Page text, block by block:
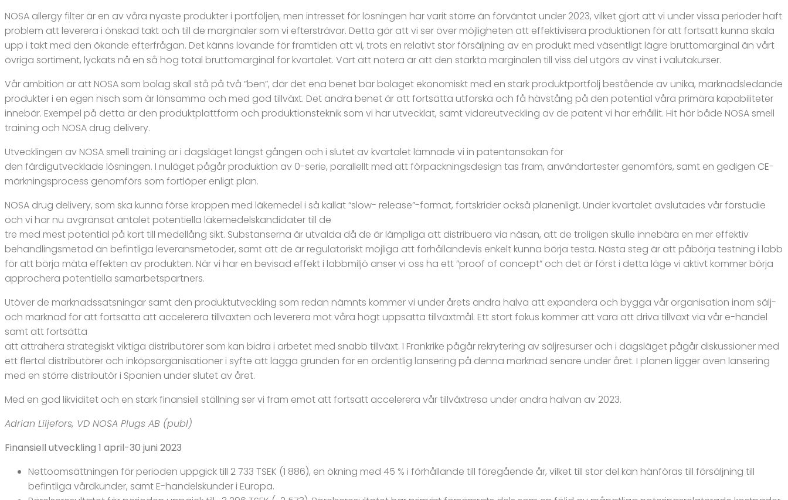
NOSA allergy filter är en av våra nyaste produkter i portföljen, men intresset för lösningen har varit större än förväntat under 2023, vilket gjort att vi under vissa perioder haft
problem att leverera i önskad takt och till de marginaler som vi eftersträvar. Detta gör att vi ser över möjligheten att effektivisera produktionen för att fortsatt kunna skala
upp i takt med den ökande efterfrågan. Det känns lovande för framtiden att vi, trots en relativt stor försäljning av en produkt med väsentligt lägre bruttomarginal än vårt
övriga sortiment, lyckats nå en så hög total bruttomarginal för kvartalet. Värt att notera är att den stärkta marginalen till viss del utgörs av vinst i valutakurser.
Vår ambition är att NOSA som bolag skall stå på två ”ben”, där det ena benet bär bolaget ekonomiskt med en stark produktportfölj bestående av unika, marknadsledande
produkter i en egen nisch som är lönsamma och med god tillväxt. Det andra benet är att fortsätta utforska och få hävstång på den potential våra primära kapabiliteter
innebär. Exempel på detta är den produktplattform och produktionsteknik som vi har utvecklat, samt vidareutveckling av de patent vi har erhållit. Hit hör både NOSA smell
training och NOSA drug delivery.
Utvecklingen av NOSA smell training är i dagsläget längst gången och i slutet av kvartalet lämnade vi in patentansökan för
den färdigutvecklade lösningen. I nuläget pågår produktion av 0-serie, parallellt med att förpackningsdesign tas fram, användartester genomförs, samt en gedigen CE-
märkningsprocess genomförs som fortlöper enligt plan.
NOSA drug delivery, som ska kunna förse kroppen med läkemedel i så kallat “slow- release”-format, fortskrider också planenligt. Under kvartalet avslutades vår förstudie
och vi har nu avgränsat antalet potentiella läkemedelskandidater till de
tre med mest potential på kort till medellång sikt. Substanserna är utvalda då de är lämpliga att distribuera via näsan, att de troligen skulle innebära en mer effektiv
behandlingsmetod än befintliga leveransmetoder, samt att de är regulatoriskt möjliga att förhållandevis enkelt kunna börja testa. Nästa steg är att påbörja testning i labb
för att börja mäta effekten av produkten. När vi har en bevisad effekt i labbmiljö anser vi oss ha ett ”proof of concept” och det är först i detta läge vi aktivt kommer börja
approchera potentiella samarbetspartners.
Utöver de marknadssatsningar samt den produktutveckling som redan nämnts kommer vi under årets andra halva att expandera och bygga vår organisation inom sälj-
och marknad för att fortsätta att accelerera tillväxten och leverera mot våra högt uppsatta tillväxtmål. Ett stort fokus kommer att vara att driva tillväxt via vår e-handel
samt att fortsätta
att attrahera strategiskt viktiga distributörer som kan bidra i arbetet med snabb tillväxt. I Frankrike pågår rekrytering av säljresurser och i dagsläget pågår diskussioner med
ett flertal distributörer och inköpsorganisationer i syfte att lägga grunden för en ordentlig lansering på denna marknad senare under året. I planen ligger även lansering
med en större distributör i Spanien under slutet av året.
Med en god likviditet och en stark finansiell ställning ser vi fram emot att fortsatt accelerera vår tillväxtresa under andra halvan av 2023.
Adrian Liljefors, VD NOSA Plugs AB (publ)
Finansiell utveckling 1 april-30 juni 2023
Nettoomsättningen för perioden uppgick till 2 733 TSEK (1 886), en ökning med 45 % i förhållande till föregående år, vilket till stor del kan hänföras till försäljning till
befintliga vårdkunder, samt E-handelskunder i Europa.